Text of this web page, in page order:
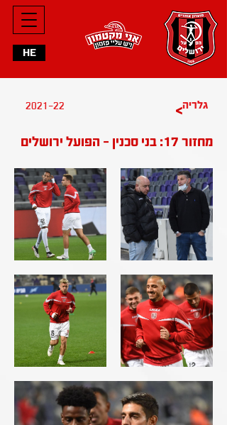
HE
2021-22 >גלריה
מחזור 17: בני סכנין - הפועל ירושלים